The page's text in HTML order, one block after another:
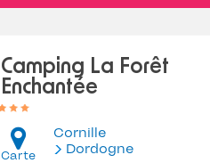
Camping La Forêt
Enchantée
Carte
Cornille
Dordogne